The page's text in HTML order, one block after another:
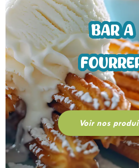
BAR A
Voir nos